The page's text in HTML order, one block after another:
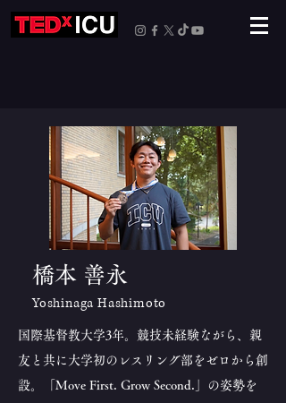
橋本 善永
Yoshinaga Hashimoto
国際基督教大学3年。競技未経験ながら、親
友と共に大学初のレスリング部をゼロから創
設。「Move First. Grow Second.」の姿勢を